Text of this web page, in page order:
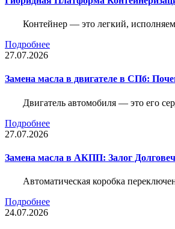
Контейнер — это легкий,
Подробнее
27.07.2026
Замена масла в двигателе в СПб:
Двигатель автомобиля — это его
Подробнее
27.07.2026
Замена масла в АКПП: Залог
Автоматическая коробка
Подробнее
24.07.2026